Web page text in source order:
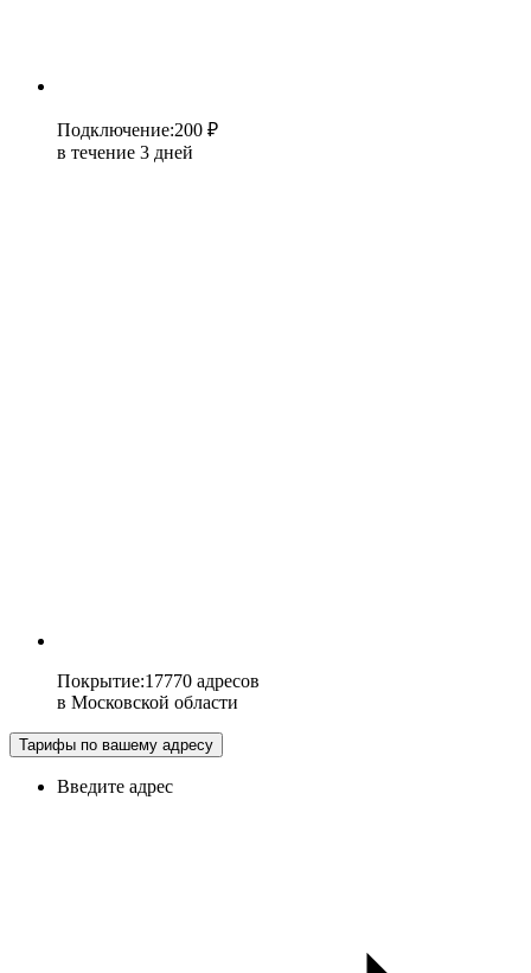
Подключение:200 ₽
в течение 3 дней
Покрытие:17770 адресов
в Московской области
Тарифы по вашему адресу
Введите адрес